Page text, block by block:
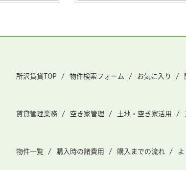
所沢賃貸TOP 物件検索フォーム お気に入り
賃貸管理業務 空き家管理 土地・空き家活用
物件一覧 購入時の諸費用 購入までの流れ